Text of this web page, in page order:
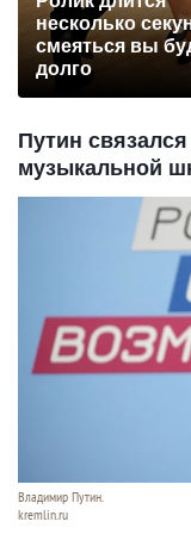
несколько
смеяться вы
долго
Путин
музыкальной
Владимир Путин.
kremlin.ru